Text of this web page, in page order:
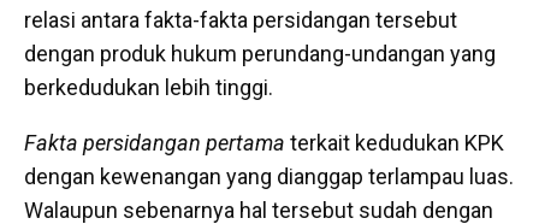
relasi antara fakta-fakta persidangan tersebut
dengan produk hukum perundang-undangan yang
berkedudukan lebih tinggi.
Fakta persidangan pertama terkait kedudukan KPK
dengan kewenangan yang dianggap terlampau luas.
Walaupun sebenarnya hal tersebut sudah dengan